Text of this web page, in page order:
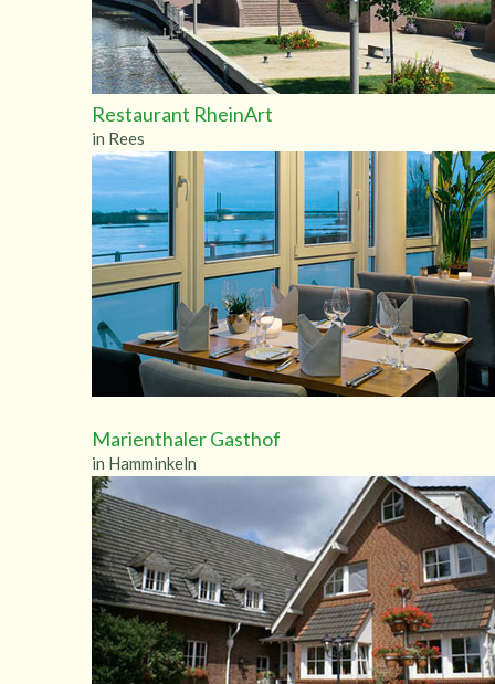
Restaurant RheinArt
in Rees
Marienthaler Gasthof
in Hamminkeln